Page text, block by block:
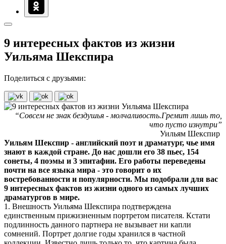
9 интересных фактов из жизни
Уильяма Шекспира
Поделиться с друзьями:
“Совсем не знак бездушья - молчаливость.Гремит лишь то,
что пусто изнутри”
Уильям Шекспир
Уильям Шекспир - английский поэт и драматург, чье имя
знают в каждой стране. До нас дошли его 38 пьес, 154
сонеты, 4 поэмы и 3 эпитафии. Его работы переведены
почти на все языка мира - это говорит о их
востребованности и популярности. Мы подобрали для вас
9 интересных фактов из жизни одного из самых лучших
драматургов в мире.
1. Внешность Уильяма Шекспира подтверждена
единственным прижизненным портретом писателя. Кстати
подлинность данного партнера не вызывает ни капли
сомнений. Портрет долгие годы хранился в частной